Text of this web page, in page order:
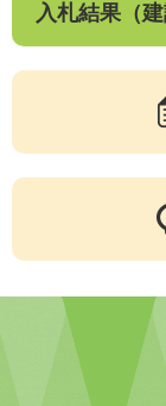
入札結果（